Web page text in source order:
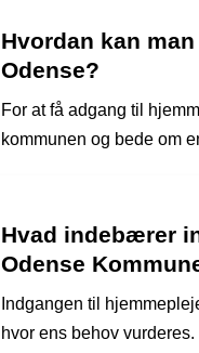
Hvordan kan
Odense?
For at få adgang til
kommunen og bede om
Hvad indebærer
Odense
Indgangen til
hvor ens behov vurderes.